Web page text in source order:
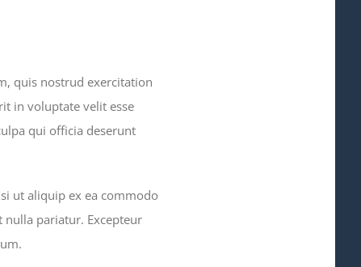
quis nostrud exercitation
in voluptate velit esse
qui officia deserunt
ut aliquip ex ea commodo
pariatur. Excepteur